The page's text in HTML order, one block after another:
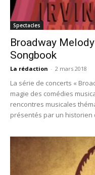
Spectacles
Broadway
Songbook
La rédaction - 2 mars 2018
La série de concerts «
magie des comédies
rencontres musicales
présentés par un historien